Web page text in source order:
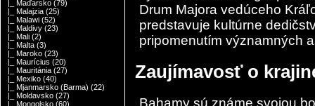
|_ Maďarsko (79)
|_ Malajzia (25)
|_ Malawi (52)
|_ Maldivy (23)
|_ Mali (2)
|_ Malta (3)
|_ Maroko (23)
|_ Maurícius (20)
|_ Mauritánia (27)
|_ Mexiko (40)
|_ Mjanmarsko (Barma) (22)
|_ Moldavsko (27)
|_ Mongolsko (60)
Drum Majora vedúceho
predstavuje kultúrne
pripomenutím významných
Zaujímavosť o
Bahamy sú známe svojou